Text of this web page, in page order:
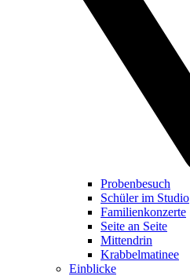
Probenbesuch
Schüler im Studio
Familienkonzerte
Seite an Seite
Mittendrin
Krabbelmatinee
Einblicke